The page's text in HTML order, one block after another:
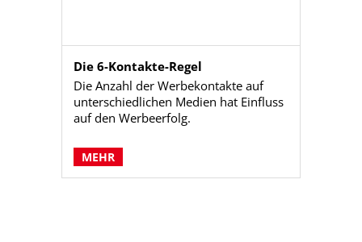
Die 6-Kontakte-Regel
Die Anzahl der Werbekontakte auf
unterschiedlichen Medien hat Einfluss
auf den Werbeerfolg.
MEHR